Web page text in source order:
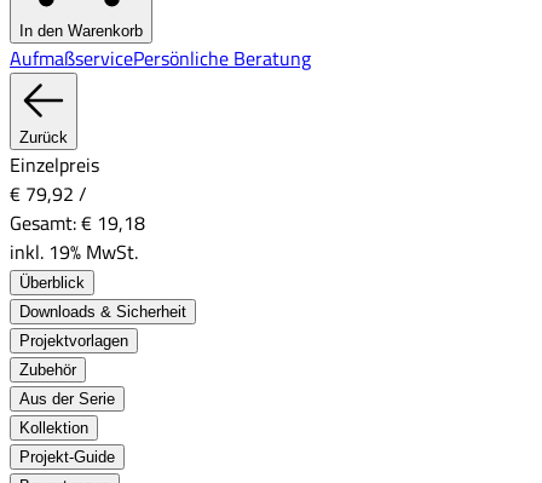
In den Warenkorb
AufmaßservicePersönliche Beratung
Zurück
Einzelpreis
€ 79,92 /
Gesamt:€ 19,18
inkl. 19% MwSt.
Überblick
Downloads & Sicherheit
Projektvorlagen
Zubehör
Aus der Serie
Kollektion
Projekt-Guide